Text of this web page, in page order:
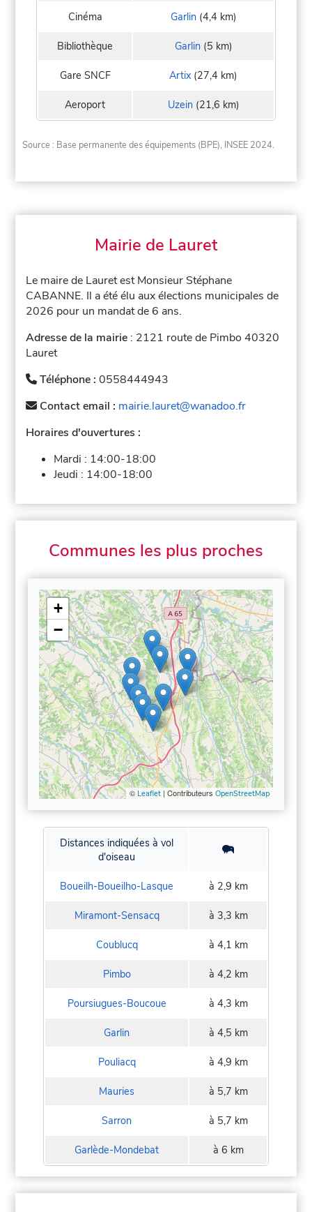
Cinéma Garlin(4,4 km)
Bibliothèque Garlin(5 km)
Gare SNCF Artix (27,4 km)
Aeroport Uzein(21,6 km)
Source : Base permanente des équipements (BPE), INSEE 2024.
Mairie de Lauret
Le maire de Lauret est Monsieur Stéphane
CABANNE. Il a été élu aux élections municipales de
2026 pour un mandat de 6 ans.
Adresse de la mairie : 2121 route de Pimbo 40320
Lauret
Téléphone :0558444943
Contact email : mairie.lauret@wanadoo.fr
Horaires d'ouvertures :
Mardi : 14:00-18:00
Jeudi : 14:00-18:00
Communes les plus proches
+
−
© Leaflet| Contributeurs OpenStreetMap
Distances indiquées à vol
d'oiseau
Boueilh-Boueilho-Lasque à 2,9 km
Miramont-Sensacq à 3,3 km
Coublucq à 4,1 km
Pimbo à 4,2 km
Poursiugues-Boucoue à 4,3 km
Garlin à 4,5 km
Pouliacq à 4,9 km
Mauries à 5,7 km
Sarron à 5,7 km
Garlède-Mondebat à 6 km